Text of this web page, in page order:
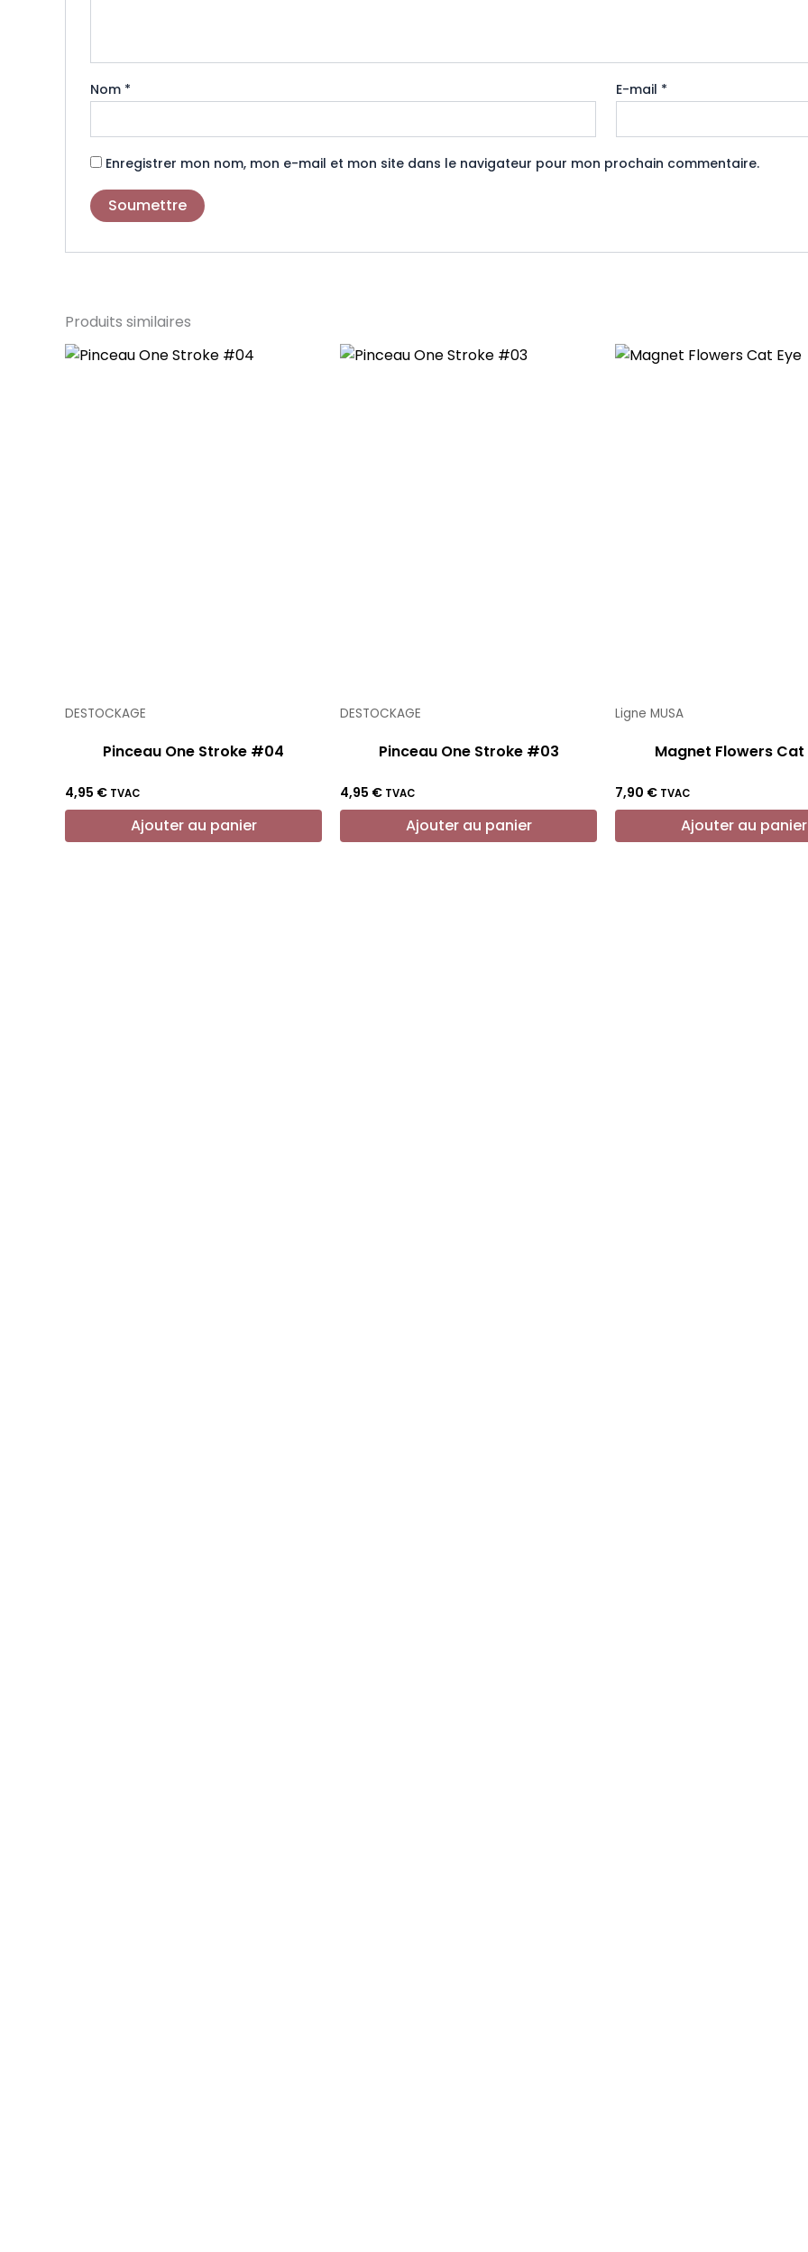
Nom * E-mail *
Enregistrer mon nom, mon e-mail et mon site dans le navigateur pour mon prochain commentaire.
Produits similaires
DESTOCKAGE
Pinceau One Stroke #04
4,95 € TVAC
Ajouter au panier
DESTOCKAGE
Pinceau One Stroke #03
4,95 € TVAC
Ajouter au panier
Ligne MUSA
Magnet Flowers Cat
7,90 € TVAC
Ajouter au panier